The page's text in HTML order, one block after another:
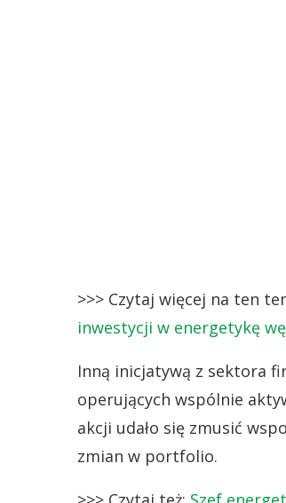
>>> Czytaj więcej na ten
inwestycji w energetykę
Inną inicjatywą z sektora
operujących wspólnie
akcji udało się zmusić
zmian w portfolio.